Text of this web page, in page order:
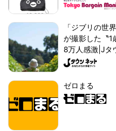
「ジブリの世
が撮影した〝1
8万人感激|Jタ
ゼロまる